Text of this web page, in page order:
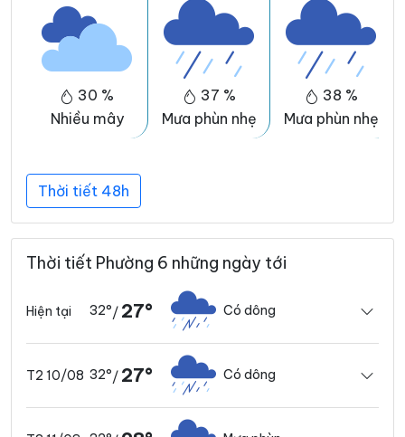
30 %
Nhiều mây
37 %
Mưa phùn nhẹ
38 %
Mưa phùn nhẹ
Thời tiết 48h
Thời tiết Phường 6 những ngày tới
Hiện tại 32°/ 27° Có dông
T2 10/08 32°/ 27° Có dông